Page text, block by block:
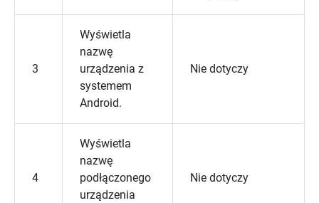
3
Wyświetla
nazwę
urządzenia z
systemem
Android.
Nie dotyczy
4
Wyświetla
nazwę
podłączonego
urządzenia
Nie dotyczy